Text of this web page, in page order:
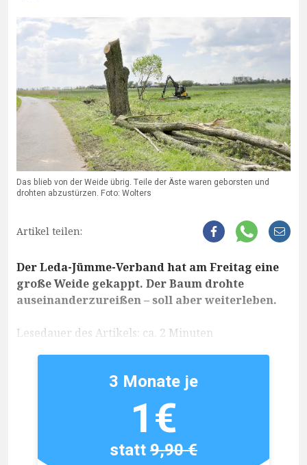
Das blieb von der Weide übrig. Teile der Äste waren geborsten und
drohten abzustürzen. Foto: Wolters
Artikel teilen:
Der Leda-Jümme-Verband hat am Freitag eine
große Weide gekappt. Der Baum drohte
auseinanderzureißen – soll aber weiterleben.
Lesedauer des Artikels: ca. 2 Minuten
3 Monate je
1€
statt9,90 €